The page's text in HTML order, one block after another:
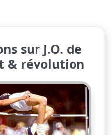
sur J.O. de
& révolution